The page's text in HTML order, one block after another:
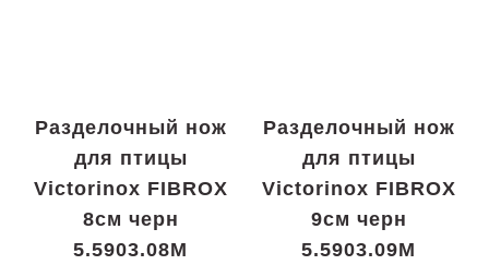
Разделочный нож
для птицы
Victorinox FIBROX
8см черн
5.5903.08M
Разделочный нож
для птицы
Victorinox FIBROX
9см черн
5.5903.09M